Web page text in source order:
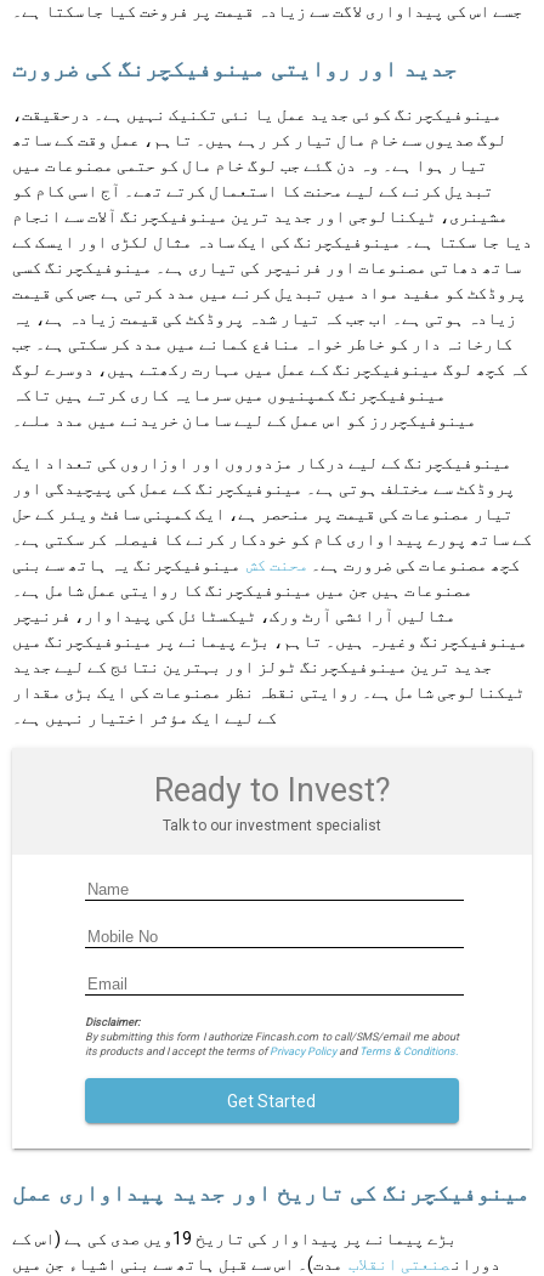
جسے اس کی پیداواری لاگت سے زیادہ قیمت پر فروخت کیا جاسکتا ہے۔
جدید اور روایتی مینوفیکچرنگ کی ضرورت
مینوفیکچرنگ کوئی جدید عمل یا نئی تکنیک نہیں ہے۔ درحقیقت،
لوگ صدیوں سے خام مال تیار کر رہے ہیں۔ تاہم، عمل وقت کے ساتھ
تیار ہوا ہے۔ وہ دن گئے جب لوگ خام مال کو حتمی مصنوعات میں
تبدیل کرنے کے لیے محنت کا استعمال کرتے تھے۔ آج اسی کام کو
مشینری، ٹیکنالوجی اور جدید ترین مینوفیکچرنگ آلات سے انجام
دیا جا سکتا ہے۔ مینوفیکچرنگ کی ایک سادہ مثال لکڑی اور ایسک کے
ساتھ دھاتی مصنوعات اور فرنیچر کی تیاری ہے۔ مینوفیکچرنگ کسی
پروڈکٹ کو مفید مواد میں تبدیل کرنے میں مدد کرتی ہے جس کی قیمت
زیادہ ہوتی ہے۔ اب جب کہ تیار شدہ پروڈکٹ کی قیمت زیادہ ہے، یہ
کارخانہ دار کو خاطر خواہ منافع کمانے میں مدد کر سکتی ہے۔ جب
کہ کچھ لوگ مینوفیکچرنگ کے عمل میں مہارت رکھتے ہیں، دوسرے لوگ
مینوفیکچرنگ کمپنیوں میں سرمایہ کاری کرتے ہیں تاکہ
مینوفیکچررز کو اس عمل کے لیے سامان خریدنے میں مدد ملے۔
مینوفیکچرنگ کے لیے درکار مزدوروں اور اوزاروں کی تعداد ایک
پروڈکٹ سے مختلف ہوتی ہے۔ مینوفیکچرنگ کے عمل کی پیچیدگی اور
تیار مصنوعات کی قیمت پر منحصر ہے، ایک کمپنی سافٹ ویئر کے حل
کے ساتھ پورے پیداواری کام کو خودکار کرنے کا فیصلہ کر سکتی ہے۔
کچھ مصنوعات کی ضرورت ہے۔
محنت کش مینوفیکچرنگ یہ ہاتھ سے بنی
مصنوعات ہیں جن میں مینوفیکچرنگ کا روایتی عمل شامل ہے۔
مثالیں آرائشی آرٹ ورک، ٹیکسٹائل کی پیداوار، فرنیچر
مینوفیکچرنگ وغیرہ ہیں۔ تاہم، بڑے پیمانے پر مینوفیکچرنگ میں
جدید ترین مینوفیکچرنگ ٹولز اور بہترین نتائج کے لیے جدید
ٹیکنالوجی شامل ہے۔ روایتی نقطہ نظر مصنوعات کی ایک بڑی مقدار
کے لیے ایک مؤثر اختیار نہیں ہے۔
Ready to Invest?
Talk to our investment specialist
Disclaimer:
By submitting this form I authorize Fincash.com to call/SMS/email me about
its products and I accept the terms ofPrivacy Policyand Terms & Conditions.
Get Started
مینوفیکچرنگ کی تاریخ اور جدید پیداواری عمل
بڑے پیمانے پر پیداوار کی تاریخ 19ویں صدی کی ہے (اس کے
دوران صنعتی انقلاب مدت)۔ اس سے قبل ہاتھ سے بنی اشیاء جن میں